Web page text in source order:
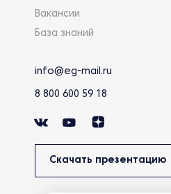
Вакансии
База знаний
info@eg-mail.ru
8 800 600 59 18
Скачать презентацию